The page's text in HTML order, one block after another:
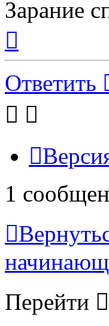
Зарание
началу
Ответить
1
Перейти